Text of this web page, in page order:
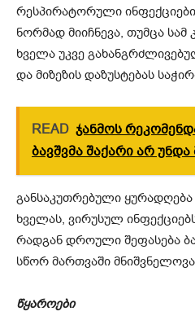
რესპირატორული
ნორმად მიიჩნევა, თუმცა სამ
ხველა უკვე
და მიზეზის დაზუსტებას
READ ჯანმოს
ბავშვმა შაქარი არ
განსაკუთრებული
ხველას, ვირუსულ
რადგან დროული შეფასება
სწორ მართვაში
წყაროები